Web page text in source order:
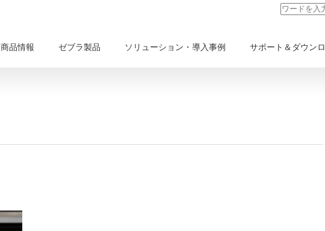
商品情報 ゼブラ製品 ソリューション・導入事例 サポート＆ダウン